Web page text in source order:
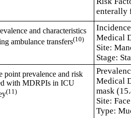
enterally
and characteristics
ambulance transfers(10)
Medical
Site:
Stage:
point prevalence and risk
with MDRPIs in ICU
(11)
Medical
mask
Site:
Type: